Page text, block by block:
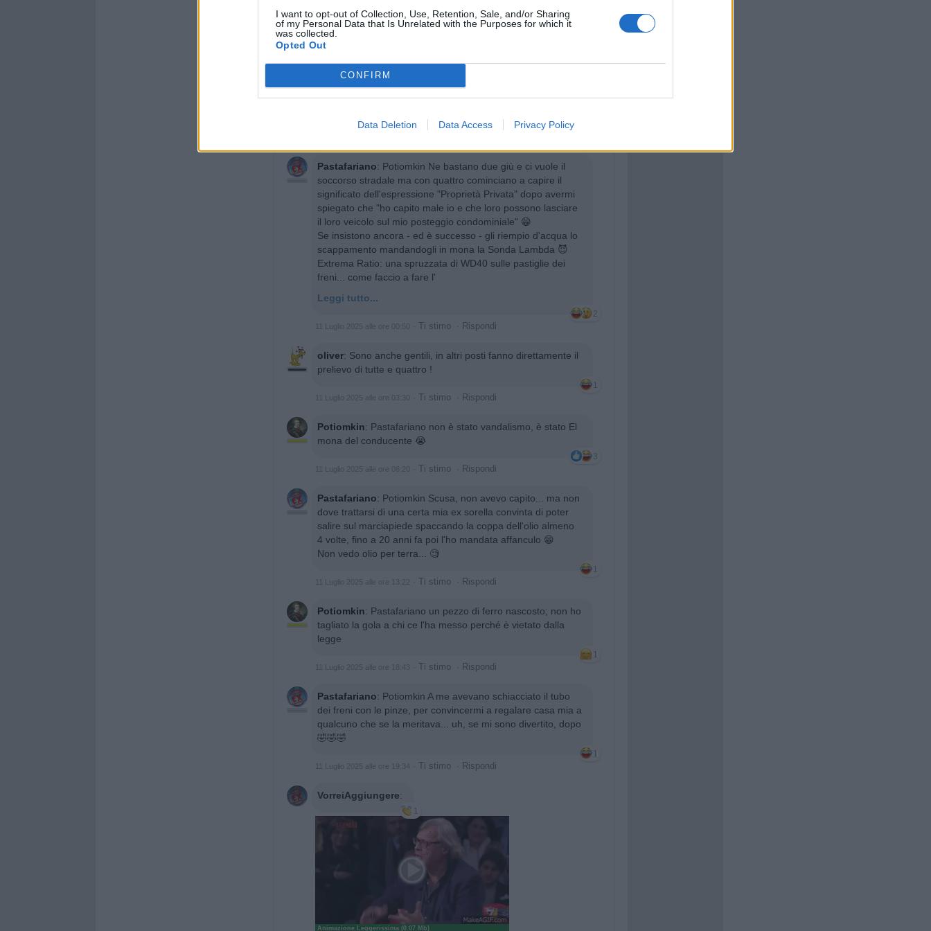
I want to opt-out of Collection, Use, Retention, Sale, and/or Sharing
of my Personal Data that Is Unrelated with the Purposes for which it
was collected.
Opted Out
CONFIRM
Data Deletion Data Access Privacy Policy
· Ti stimo ·Rispondi
GiuBazz
11 Luglio 2025 alle ore 00:37·Ti stimo·Rispondi
Pastafariano: Potiomkin Ne bastano due giù e ci vuole il
soccorso stradale ma con quattro cominciano a capire il
significato dell'espressione "Proprietà Privata" dopo avermi
spiegato che "ho capito male io e che loro possono lasciare
il loro veicolo sul mio posteggio condominiale" 😁
Se insistono ancora - ed è successo - gli riempio d'acqua lo
scappamento mandandogli in mona la Sonda Lambda 😈
Extrema Ratio: una spruzzata di WD40 sulle pastiglie dei
freni... come faccio a fare l'
Leggi tutto...
2
11 Luglio 2025 alle ore 00:50 Ti stimo Rispondi
oliver: Sono anche gentili, in altri posti fanno direttamente il
prelievo di tutte e quattro !
1
11 Luglio 2025 alle ore 03:30 Ti stimo Rispondi
Potiomkin: Pastafariano non è stato vandalismo, è stato El
mona del conducente 😭
3
11 Luglio 2025 alle ore 06:20 Ti stimo Rispondi
Pastafariano: Potiomkin Scusa, non avevo capito... ma non
dove trattarsi di una certa mia ex sorella convinta di poter
salire sul marciapiede spaccando la coppa dell'olio almeno
4 volte, fino a 20 anni fa poi l'ho mandata affanculo 😁
Non vedo olio per terra... 🧐
1
11 Luglio 2025 alle ore 13:22 Ti stimo Rispondi
Potiomkin: Pastafariano un pezzo di ferro nascosto; non ho
tagliato la gola a chi ce l'ha messo perché è vietato dalla
legge
1
11 Luglio 2025 alle ore 18:43 Ti stimo Rispondi
Pastafariano: Potiomkin A me avevano schiacciato il tubo
dei freni con le pinze, per convincermi a regalare casa mia a
qualcuno che se la meritava... uh, se mi sono divertito, dopo
🤣🤣🤣
1
11 Luglio 2025 alle ore 19:34 Ti stimo Rispondi
VorreiAggiungere:
1
Animazione Leggerissima (0.07 Mb)